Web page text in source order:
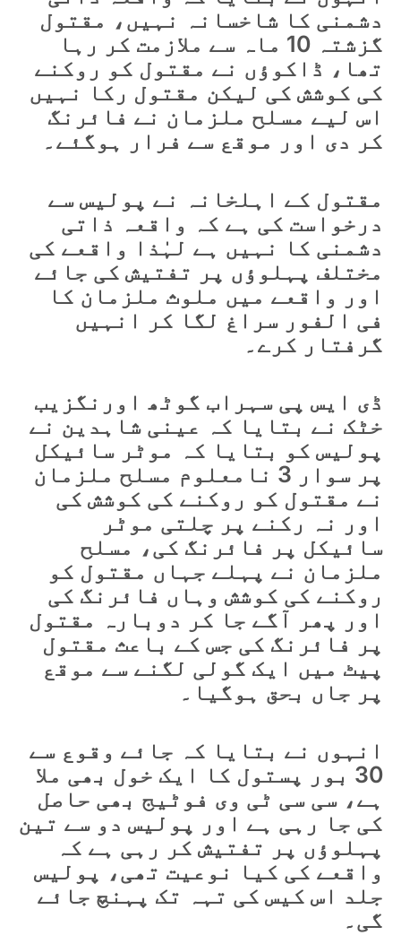
دشمنی کا شاخسانہ نہیں، مقتول
گزشتہ 10 ماہ سے ملازمت کر رہا
تھا، ڈاکوؤں نے مقتول کو روکنے
کی کوشش کی لیکن مقتول رکا نہیں
اس لیے مسلح ملزمان نے فائرنگ
کر دی اور موقع سے فرار ہوگئے۔
مقتول کے اہلخانہ نے پولیس سے
درخواست کی ہے کہ واقعہ ذاتی
دشمنی کا نہیں ہے لہٰذا واقعے کی
مختلف پہلوؤں پر تفتیش کی جائے
اور واقعے میں ملوث ملزمان کا
فی الفور سراغ لگا کر انہیں
گرفتار کرے۔
ڈی ایس پی سہراب گوٹھ اورنگزیب
خٹک نے بتایا کہ عینی شاہدین نے
پولیس کو بتایا کہ موٹر سائیکل
پر سوار 3 نامعلوم مسلح ملزمان
نے مقتول کو روکنے کی کوشش کی
اور نہ رکنے پر چلتی موٹر
سائیکل پر فائرنگ کی، مسلح
ملزمان نے پہلے جہاں مقتول کو
روکنے کی کوشش وہاں فائرنگ کی
اور پھر آگے جا کر دوبارہ مقتول
پر فائرنگ کی جس کے باعث مقتول
پیٹ میں ایک گولی لگنے سے موقع
پر جاں بحق ہوگیا۔
انہوں نے بتایا کہ جائے وقوع سے
30 بور پستول کا ایک خول بھی ملا
ہے، سی سی ٹی وی فوٹیج بھی حاصل
کی جا رہی ہے اور پولیس دو سے تین
پہلوؤں پر تفتیش کر رہی ہے کہ
واقعے کی کیا نوعیت تھی، پولیس
جلد اس کیس کی تہہ تک پہنچ جائے
گی۔